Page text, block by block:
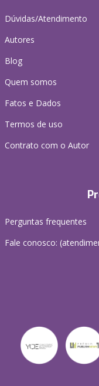
Dúvidas/Atendimento
Autores
Blog
Quem somos
Fatos e Dados
Termos de uso
Contrato com o Autor
Perguntas frequentes
Fale conosco: